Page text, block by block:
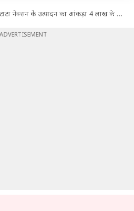
टाटा नेक्सन के उत्पादन का आंकड़ा 4 लाख के पार, कंपनी ने लॉन्च किया नया वेरिएंट
ADVERTISEMENT